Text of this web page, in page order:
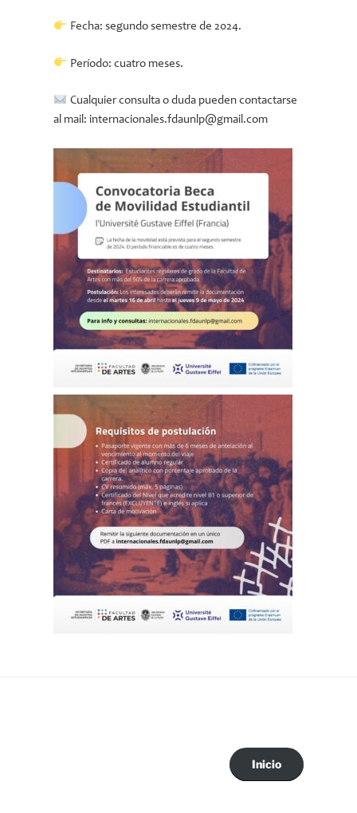
Fecha: segundo semestre de 2024.
Período: cuatro meses.
Cualquier consulta o duda pueden contactarse
al mail: internacionales.fdaunlp@gmail.com
Inicio